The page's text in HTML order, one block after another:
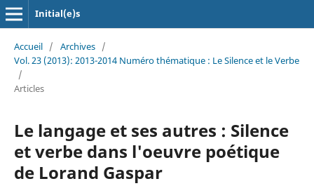
Initial(e)s
Accueil / Archives /
Vol. 23 (2013): 2013-2014 Numéro thématique : Le Silence et le Verbe
/
Articles
Le langage et ses autres : Silence
et verbe dans l'oeuvre poétique
de Lorand Gaspar